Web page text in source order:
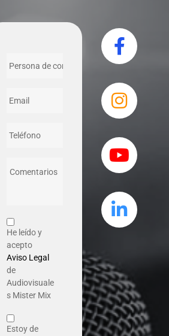
He leído y
acepto
Aviso Legal
de
Audiovisuale
s Mister Mix
Estoy de